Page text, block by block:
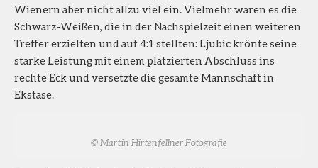
Wienern aber nicht allzu viel ein. Vielmehr waren es die
Schwarz-Weißen, die in der Nachspielzeit einen weiteren
Treffer erzielten und auf 4:1 stellten: Ljubic krönte seine
starke Leistung mit einem platzierten Abschluss ins
rechte Eck und versetzte die gesamte Mannschaft in
Ekstase.
© Martin Hirtenfellner Fotografie